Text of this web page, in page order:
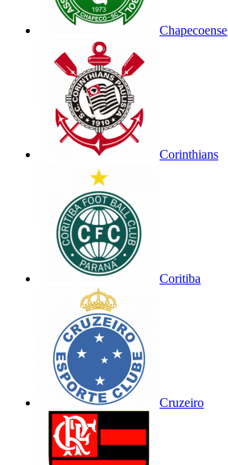
Chapecoense
Corinthians
Coritiba
Cruzeiro